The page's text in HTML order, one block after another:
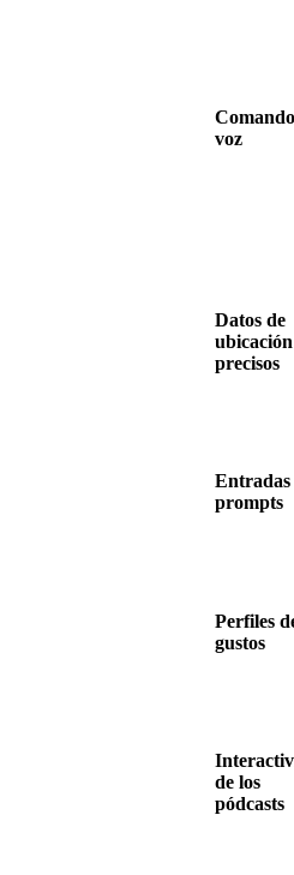
voz
Datos de
ubicación
precisos
Entradas
prompts
Perfiles
gustos
de los
pódcasts